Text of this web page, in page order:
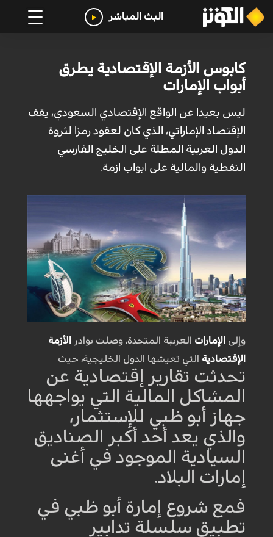
البث المباشر
كابوس الأزمة الإقتصادية يطرق
أبواب الإمارات
ليس بعيدا عن الواقع الإقتصادي السعودي، يقف
الإقتصاد الإماراتي، الذي كان لعقود رمزا لثروة
الدول العربية المطلة على الخليج الفارسي
النفطية والمالية على ابواب ازمة.
وإلى الإمارات العربية المتحدة، وصلت بوادر
الأزمة
الإقتصادية التي تعيشها الدول الخليجية، حيث
تحدثت تقارير إقتصادية عن
المشاكل المالية التي يواجهها
جهاز أبو ظبي للإستثمار،
والذي يعد أحد أكبر الصناديق
السيادية الموجود في أغنى
إمارات البلاد.
فمع شروع إمارة أبو ظبي في
تطبيق سلسلة تدابير